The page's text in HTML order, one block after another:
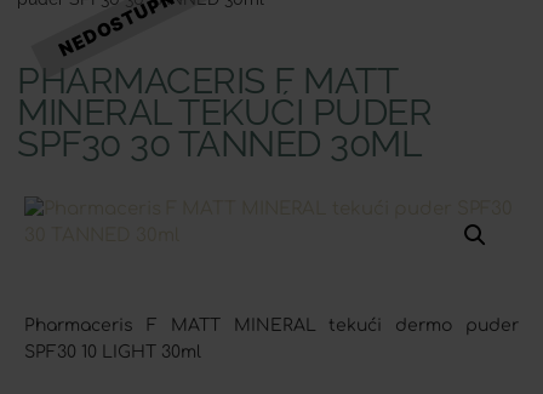
PHARMACERIS F MATT
MINERAL TEKUĆI PUDER
SPF30 30 TANNED 30ML
Pharmaceris F MATT MINERAL tekući dermo puder
SPF30 10 LIGHT 30ml